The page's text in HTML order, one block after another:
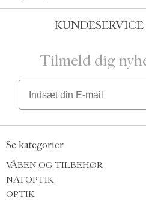
KUNDESERVICE
Tilmeld dig
Email
Se kategorier
VÅBEN OG TILBEHØR
NATOPTIK
OPTIK